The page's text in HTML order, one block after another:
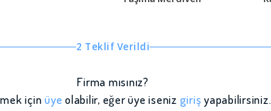
2 Teklif Verildi
Firma mısınız?
içinüye olabilir, eğer üye iseniz giriş yapabilirsiniz.